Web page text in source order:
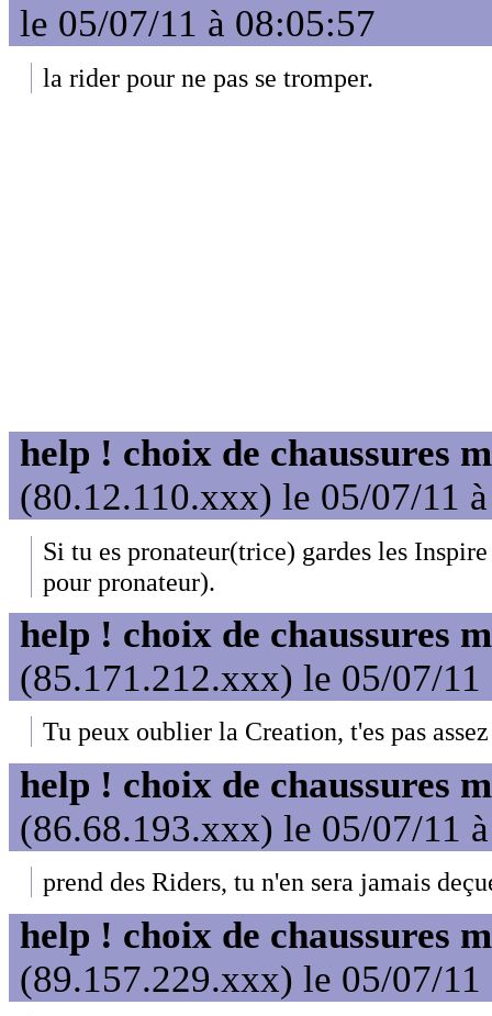
le 05/07/11 à 08:05:57
la rider pour ne pas se tromper.
help ! choix de chaussures
(80.12.110.xxx) le 05/07/11
Si tu es pronateur(trice) gardes les
pour pronateur).
help ! choix de chaussures
(85.171.212.xxx) le 05/07/11
Tu peux oublier la Creation, t'es pas
help ! choix de chaussures
(86.68.193.xxx) le 05/07/11
prend des Riders, tu n'en sera jamais
help ! choix de chaussures
(89.157.229.xxx) le 05/07/11